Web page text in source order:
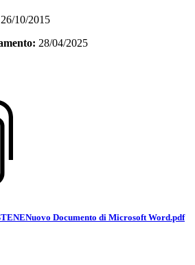
26/10/2015
28/04/2025
Documento di Microsoft Word.pdf